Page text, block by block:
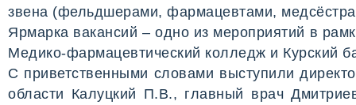
звена (фельдшерами, фармацевтами,
Ярмарка вакансий – одно из мероприятий в
Медико-фармацевтический колледж и Курский
С приветственными словами выступили
области Калуцкий П.В., главный врач